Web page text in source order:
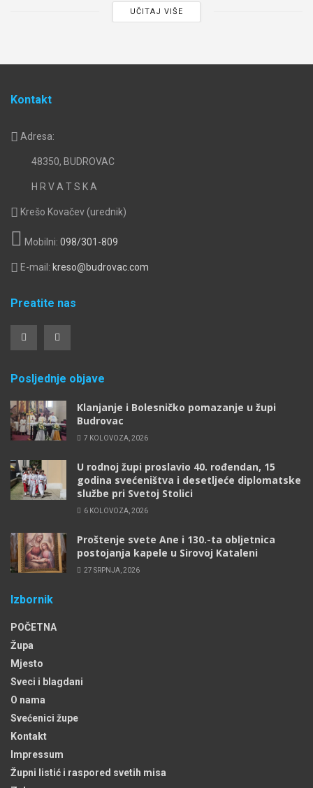
UČITAJ VIŠE
Kontakt
Adresa:
48350, BUDROVAC
H R V A T S K A
Krešo Kovačev (urednik)
Mobilni: 098/301-809
E-mail: kreso@budrovac.com
Preatite nas
Posljednje objave
Klanjanje i Bolesničko pomazanje u župi
Budrovac
7 KOLOVOZA, 2026
U rodnoj župi proslavio 40. rođendan, 15
godina svećeništva i desetljeće diplomatske
službe pri Svetoj Stolici
6 KOLOVOZA, 2026
Proštenje svete Ane i 130.-ta obljetnica
postojanja kapele u Sirovoj Kataleni
27 SRPNJA, 2026
Izbornik
POČETNA
Župa
Mjesto
Sveci i blagdani
O nama
Svećenici župe
Kontakt
Impressum
Župni listić i raspored svetih misa